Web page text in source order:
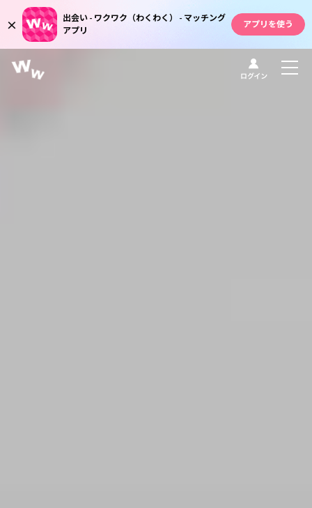
ログイン
×
出会い - ワクワク（わくわく） - マッチング
アプリ
アプリを使う